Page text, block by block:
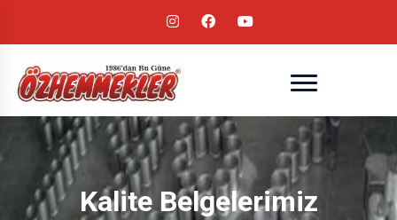
Kalite Belgelerimiz